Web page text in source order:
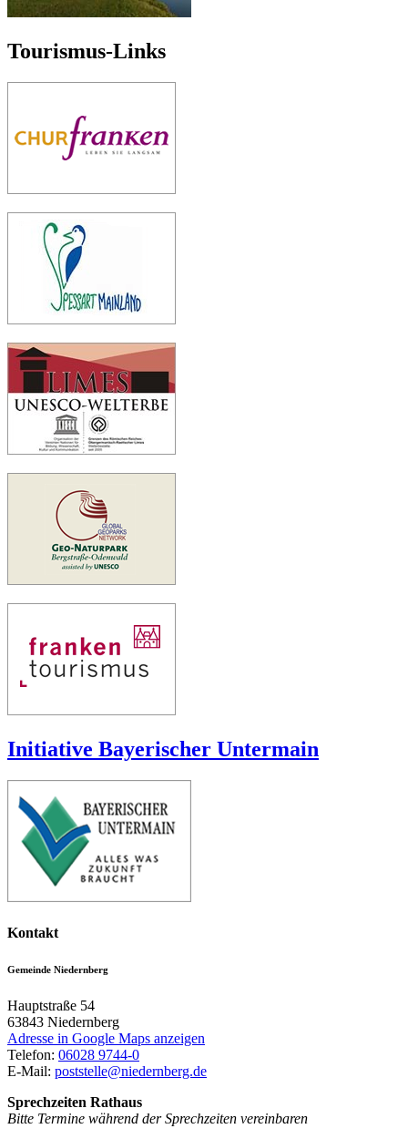
Tourismus-Links
Initiative Bayerischer Untermain
Kontakt
Gemeinde Niedernberg
Hauptstraße 54
63843 Niedernberg
Adresse in Google Maps anzeigen
Telefon: 06028 9744-0
E-Mail: poststelle@niedernberg.de
Sprechzeiten Rathaus
Bitte Termine während der Sprechzeiten vereinbaren